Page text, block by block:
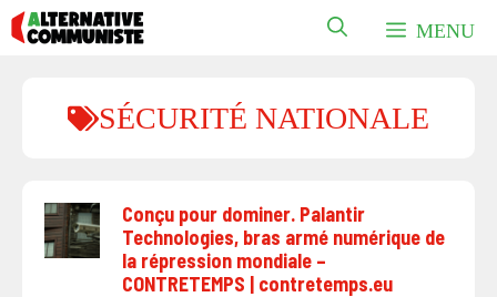
Aller
au
MENU
SÉCURITÉ NATIONALE
Conçu pour dominer. Palantir
Technologies, bras armé numérique de
la répression mondiale –
CONTRETEMPS | contretemps.eu